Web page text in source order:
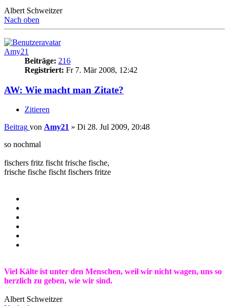
Albert Schweitzer
Nach oben
Amy21
Beiträge: 216
Registriert: Fr 7. Mär 2008, 12:42
AW: Wie macht man Zitate?
Zitieren
Beitrag von Amy21 » Di 28. Jul 2009, 20:48
so nochmal
fischers fritz fischt frische fische,
frische fische fischt fischers fritze
Viel Kälte ist unter den Menschen, weil wir nicht wagen, uns so
herzlich zu geben, wie wir sind.
Albert Schweitzer